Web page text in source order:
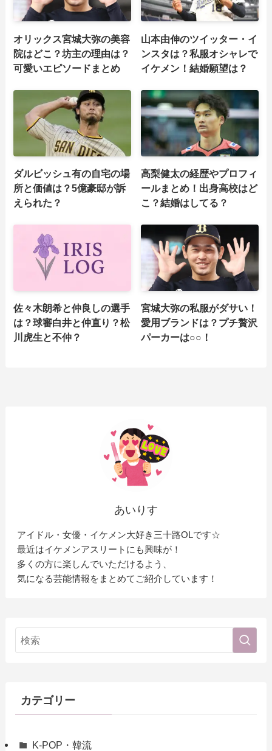
オリックス宮城大弥の美容
院はどこ？坊主の理由は？
可愛いエピソードまとめ
山本由伸のツイッター・イ
ンスタは？私服オシャレで
イケメン！結婚願望は？
ダルビッシュ有の自宅の場
所と価値は？5億豪邸が訴
えられた？
高梨健太の経歴やプロフィ
ールまとめ！出身高校はど
こ？結婚はしてる？
佐々木朗希と仲良しの選手
は？球審白井と仲直り？松
川虎生と不仲？
宮城大弥の私服がダサい！
愛用ブランドは？プチ贅沢
パーカーは○○！
あいりす
アイドル・女優・イケメン大好き三十路OLです☆
最近はイケメンアスリートにも興味が！
多くの方に楽しんでいただけるよう、
気になる芸能情報をまとめてご紹介しています！
カテゴリー
K-POP・韓流